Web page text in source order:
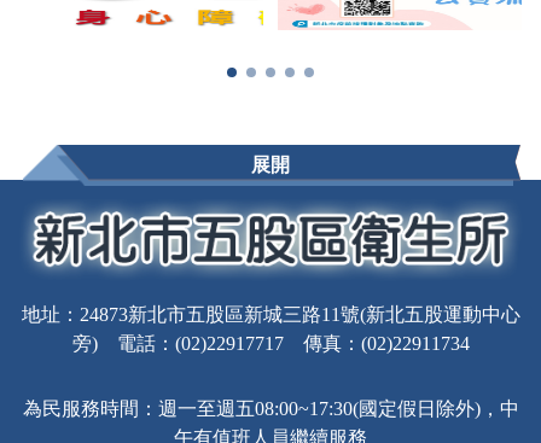
展開
地址：24873新北市五股區新城三路11號(新北五股運動中心
旁) 電話：(02)22917717 傳真：(02)22911734
為民服務時間：週一至週五08:00~17:30(國定假日除外)，中
午有值班人員繼續服務